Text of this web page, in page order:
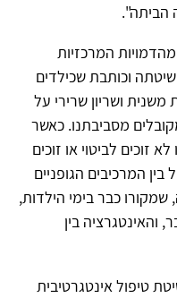
הביתה".
המרכזיות
וכותבת שכילדים
ושריון שרירי על
מסביבתנו. כאשר
זוכים לביטוי או זוכים
בין המרכיבים הגופניים
כבר בימי הילדות,
והאינטגרציה בין
טיפול אינטגרטיבית